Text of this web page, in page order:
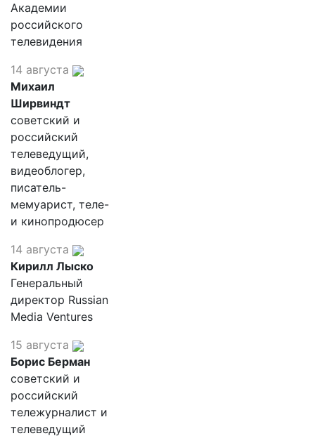
Академии
российского
телевидения
14 августа
Михаил
Ширвиндт
советский и
российский
телеведущий,
видеоблогер,
писатель-
мемуарист, теле-
и кинопродюсер
14 августа
Кирилл Лыско
Генеральный
директор Russian
Media Ventures
15 августа
Борис Берман
советский и
российский
тележурналист и
телеведущий